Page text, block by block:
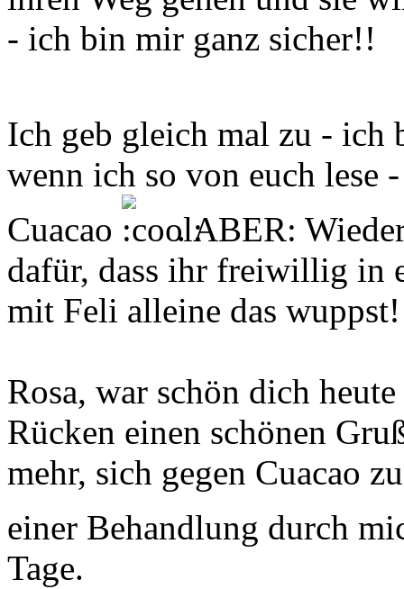
- ich bin mir ganz sicher!!
Ich geb gleich mal zu - ich
wenn ich so von euch lese
Cuacao
. ABER:
dafür, dass ihr freiwillig in
mit Feli alleine das
Rosa, war schön dich
Rücken einen schönen
mehr, sich gegen Cuacao
einer Behandlung durch
Tage.